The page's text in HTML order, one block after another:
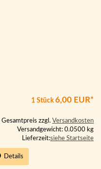
1 Stück6,00 EUR*
Gesamtpreis zzgl. Versandkosten
Versandgewicht: 0.0500 kg
Lieferzeit:siehe Startseite
Details